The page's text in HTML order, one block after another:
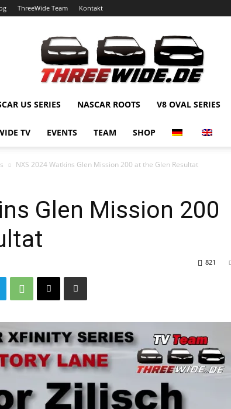
ThreeWide Team Kontakt
US SERIES NASCAR ROOTS V8 OVAL SERIES
TV EVENTS TEAM SHOP
NXS 2024 Watkins Glen Mission 200 at the Glen Resultat
Glen Mission 200
821